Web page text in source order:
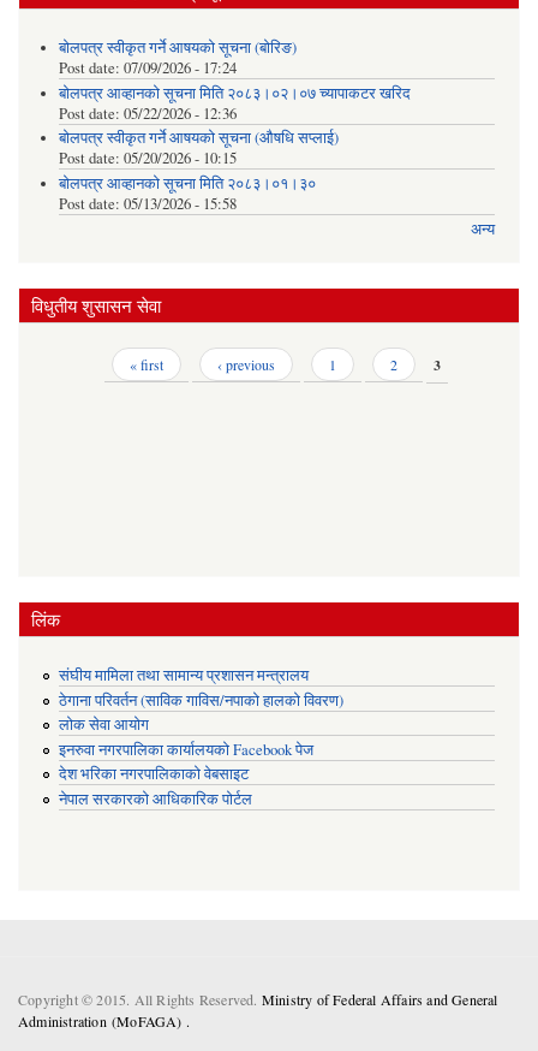
बोलपत्र स्वीकृत गर्ने आषयको सूचना (बोरिङ)
Post date: 07/09/2026 - 17:24
बोलपत्र आव्हानको सूचना मिति २०८३।०२।०७ च्यापाकटर खरिद
Post date: 05/22/2026 - 12:36
बोलपत्र स्वीकृत गर्ने आषयको सूचना (औषधि सप्लाई)
Post date: 05/20/2026 - 10:15
बोलपत्र आव्हानको सूचना मिति २०८३।०१।३०
Post date: 05/13/2026 - 15:58
अन्य
विधुतीय शुसासन सेवा
« first ‹ previous 1 2 3
लिंक
संघीय मामिला तथा सामान्य प्रशासन मन्त्रालय
ठेगाना परिवर्तन (साविक गाविस/नपाको हालको विवरण)
लोक सेवा आयोग
इनरुवा नगरपालिका कार्यालयको Facebook पेज
देश भरिका नगरपालिकाको वेबसाइट
नेपाल सरकारको आधिकारिक पोर्टल
Copyright © 2015. All Rights Reserved. Ministry of Federal Affairs and General
Administration (MoFAGA) .